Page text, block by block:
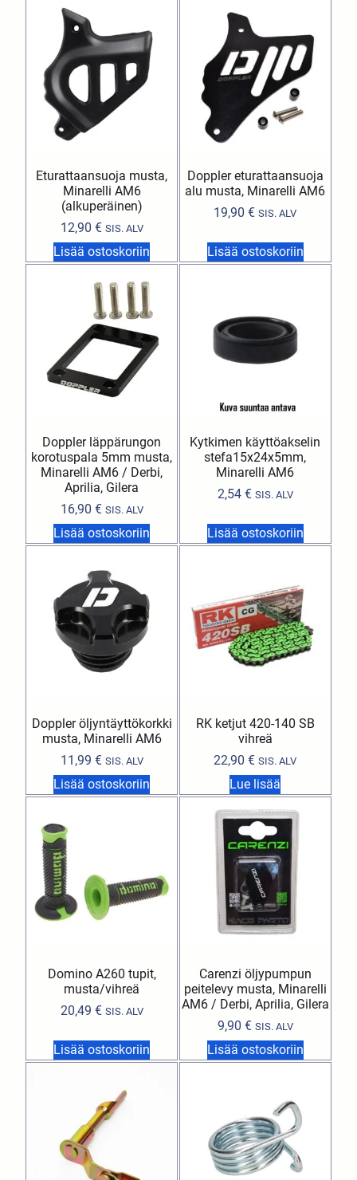
Eturattaansuoja musta,
Minarelli AM6
(alkuperäinen)
12,90 € SIS. ALV
Lisää ostoskoriin
Doppler eturattaansuoja
alu musta, Minarelli AM6
19,90€ SIS. ALV
Lisää ostoskoriin
Doppler läppärungon
korotuspala 5mm musta,
Minarelli AM6 / Derbi,
Aprilia, Gilera
16,90 € SIS. ALV
Lisää ostoskoriin
Kytkimen käyttöakselin
stefa15x24x5mm,
Minarelli AM6
2,54 € SIS. ALV
Lisää ostoskoriin
Doppler öljyntäyttökorkki
musta, Minarelli AM6
11,99 € SIS. ALV
Lisää ostoskoriin
RK ketjut 420-140 SB
vihreä
22,90€ SIS. ALV
Lue lisää
Domino A260 tupit,
musta/vihreä
20,49 € SIS. ALV
Lisää ostoskoriin
Carenzi öljypumpun
peitelevy musta, Minarelli
AM6 / Derbi, Aprilia, Gilera
9,90 € SIS. ALV
Lisää ostoskoriin